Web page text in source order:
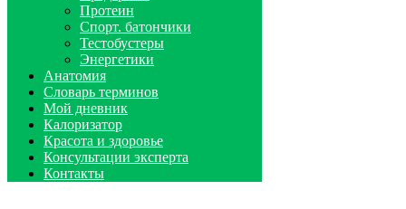
Протеин
Спорт. батончики
Тестобустеры
Энергетики
Анатомия
Словарь терминов
Мой дневник
Калоризатор
Красота и здоровье
Консультации эксперта
Контакты